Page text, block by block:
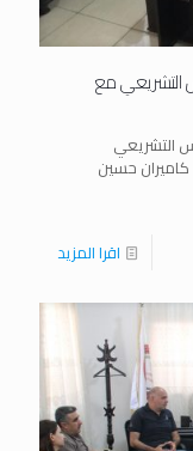
التشريعي مع
التشريعي
كاميران حسين
اقرا المزيد